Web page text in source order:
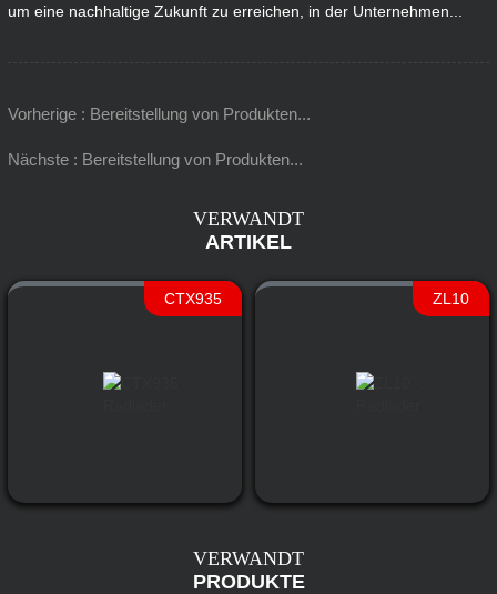
um eine nachhaltige Zukunft zu erreichen, in der Unternehmen...
Vorherige : Bereitstellung von Produkten...
Nächste : Bereitstellung von Produkten...
VERWANDT
ARTIKEL
CTX935 ZL10
VERWANDT
PRODUKTE